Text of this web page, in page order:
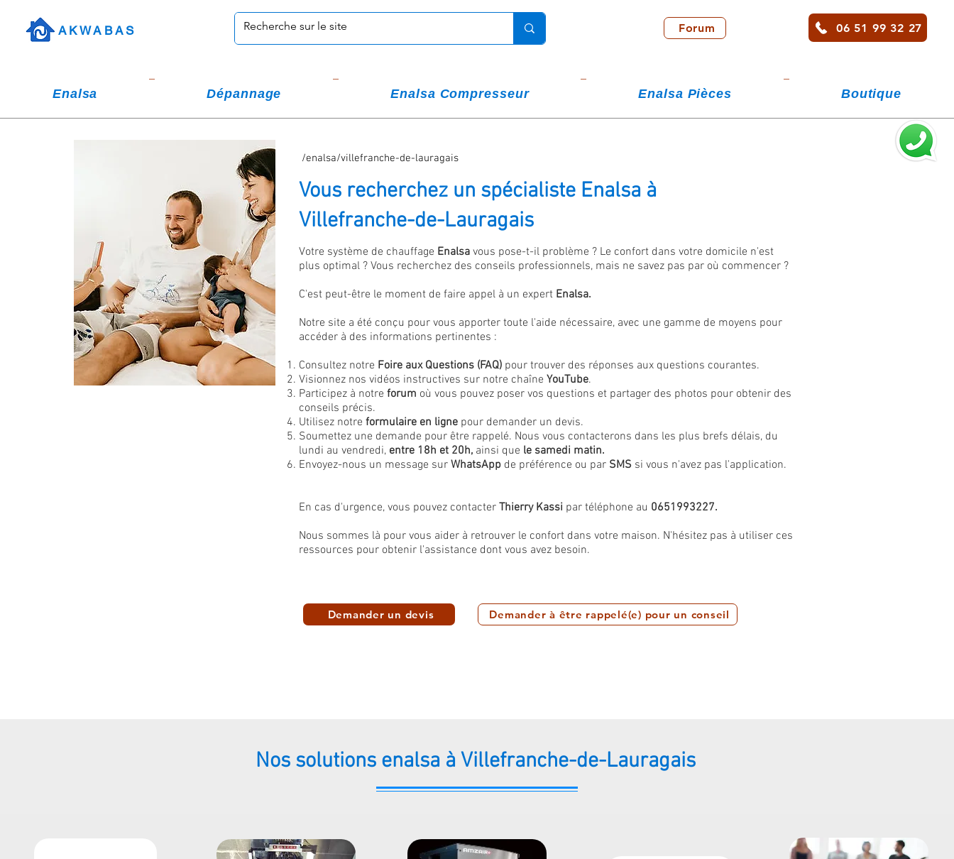
AKWABAS Forum 06 51 99 32 27
Enalsa Dépannage Enalsa Compresseur Enalsa Pièces Boutique
/enalsa/villefranche-de-lauragais
Vous recherchez un spécialiste Enalsa à
Villefranche-de-Lauragais
Votre système de chauffage Enalsa vous pose-t-il problème ? Le confort dans votre domicile n'est
plus optimal ? Vous recherchez des conseils professionnels, mais ne savez pas par où commencer ?
C'est peut-être le moment de faire appel à un expert Enalsa.
Notre site a été conçu pour vous apporter toute l'aide nécessaire, avec une gamme de moyens pour
accéder à des informations pertinentes :
Consultez notre Foire aux Questions (FAQ) pour trouver des réponses aux questions courantes.
Visionnez nos vidéos instructives sur notre chaîne YouTube.
Participez à notre forum où vous pouvez poser vos questions et partager des photos pour obtenir des
conseils précis.
Utilisez notre formulaire en ligne pour demander un devis.
Soumettez une demande pour être rappelé. Nous vous contacterons dans les plus brefs délais, du
lundi au vendredi, entre 18h et 20h, ainsi que le samedi matin.
Envoyez-nous un message sur WhatsApp de préférence ou par SMS si vous n'avez pas l'application.
En cas d'urgence, vous pouvez contacter Thierry Kassi par téléphone au 0651993227.
Nous sommes là pour vous aider à retrouver le confort dans votre maison. N'hésitez pas à utiliser ces
ressources pour obtenir l'assistance dont vous avez besoin.
Demander un devis Demander à être rappelé(e) pour un conseil
Nos solutions enalsa à Villefranche-de-Lauragais